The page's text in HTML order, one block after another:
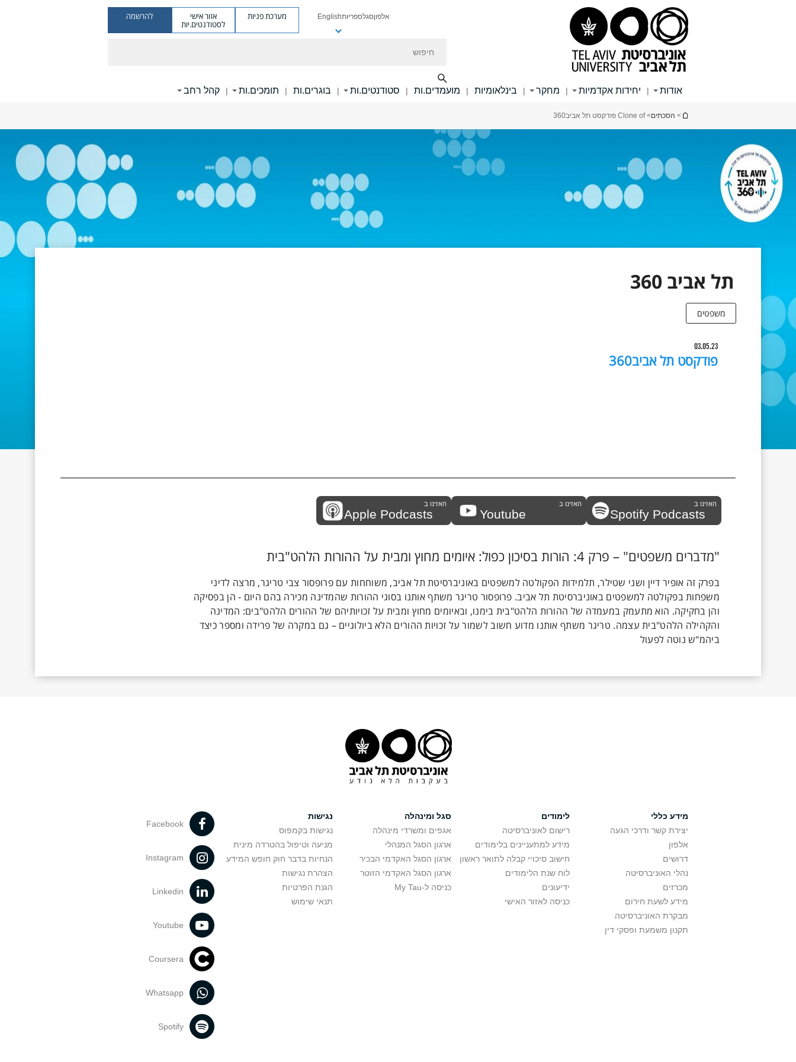
אלפוןסגלספריותEnglish מערכת פניות אזור אישי
לסטודנטים.יות
להרשמה
אודות | יחידות אקדמיות | מחקר | בינלאומיות | מועמדים.ות | סטודנטים.ות | בוגרים.ות | תומכים.ות | קהל רחב
הינך נמצא כאן
> הסכתים> Clone of פודקסט תל אביב360
תל אביב 360
משפטים
03.05.23
פודקסט תל אביב360
האזינו ב
Spotify Podcasts
האזינו ב
Youtube
האזינו ב
Apple Podcasts
"מדברים משפטים" – פרק 4: הורות בסיכון כפול: איומים מחוץ ומבית על ההורות הלהט"בית
בפרק זה אופיר דיין ושני שטילר, תלמידות הפקולטה למשפטים באוניברסיטת תל אביב, משוחחות עם פרופסור צבי טריגר, מרצה לדיני
משפחות בפקולטה למשפטים באוניברסיטת תל אביב. פרופסור טריגר משתף אותנו בסוגי ההורות שהמדינה מכירה בהם היום - הן בפסיקה
והן בחקיקה. הוא מתעמק במעמדה של ההורות הלהט"בית בימנו, ובאיומים מחוץ ומבית על זכויותיהם של ההורים הלהט"בים: המדינה
והקהילה הלהט"בית עצמה. טריגר משתף אותנו מדוע חשוב לשמור על זכויות ההורים הלא ביולוגיים – גם במקרה של פרידה ומספר כיצד
ביהמ"ש נוטה לפעול
מידע כללי
יצירת קשר ודרכי הגעה
אלפון
דרושים
נהלי האוניברסיטה
מכרזים
מידע לשעת חירום
מבקרת האוניברסיטה
תקנון משמעת ופסקי דין
לימודים
רישום לאוניברסיטה
מידע למתעניינים בלימודים
חישוב סיכויי קבלה לתואר ראשון
לוח שנת הלימודים
ידיעונים
כניסה לאזור האישי
סגל ומינהלה
אגפים ומשרדי מינהלה
ארגון הסגל המנהלי
ארגון הסגל האקדמי הבכיר
ארגון הסגל האקדמי הזוטר
כניסה ל-My Tau
נגישות
נגישות בקמפוס
מניעה וטיפול בהטרדה מינית
הנחיות בדבר חוק חופש המידע
הצהרת נגישות
הגנת הפרטיות
תנאי שימוש
Facebook
Instagram
Linkedin
Youtube
Coursera
Whatsapp
Spotify